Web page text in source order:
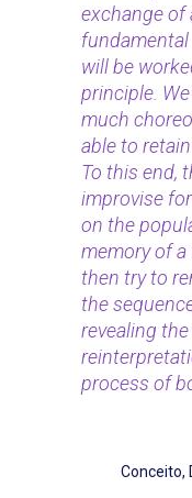
exchange of
will be
principle.
much
able to
To this end,
improvise
on the
memory of
then try to
the
revealing
process of
Conceito,